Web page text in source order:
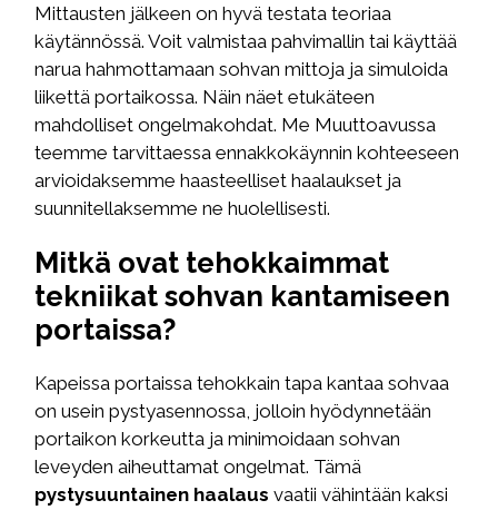
Mittausten jälkeen on hyvä testata teoriaa
käytännössä. Voit valmistaa pahvimallin tai käyttää
narua hahmottamaan sohvan mittoja ja simuloida
liikettä portaikossa. Näin näet etukäteen
mahdolliset ongelmakohdat. Me Muuttoavussa
teemme tarvittaessa ennakkokäynnin kohteeseen
arvioidaksemme haasteelliset haalaukset ja
suunnitellaksemme ne huolellisesti.
Mitkä ovat tehokkaimmat
tekniikat sohvan kantamiseen
portaissa?
Kapeissa portaissa tehokkain tapa kantaa sohvaa
on usein pystyasennossa, jolloin hyödynnetään
portaikon korkeutta ja minimoidaan sohvan
leveyden aiheuttamat ongelmat. Tämä
pystysuuntainen haalaus vaatii vähintään kaksi